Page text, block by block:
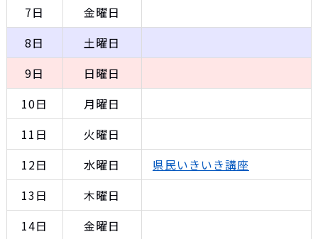
7日
金曜日
8日
土曜日
9日
日曜日
10日
月曜日
11日
火曜日
12日
水曜日
県民いきいき講座
13日
木曜日
14日
金曜日